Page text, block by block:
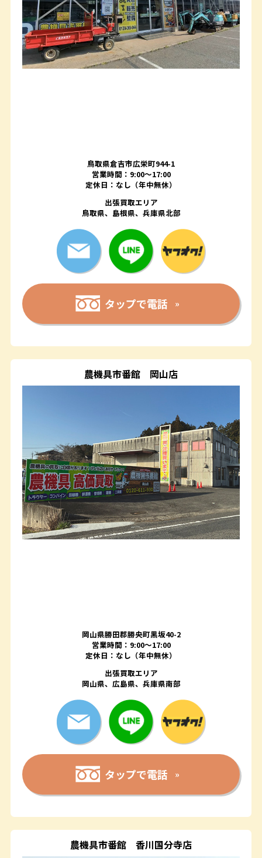
鳥取県倉吉市広栄町944-1
営業時間：9:00～17:00
定休日：なし（年中無休）
出張買取エリア
鳥取県、島根県、兵庫県北部
タップで電話
農機具市番館 岡山店
岡山県勝田郡勝央町黒坂40-2
営業時間：9:00～17:00
定休日：なし（年中無休）
出張買取エリア
岡山県、広島県、兵庫県南部
タップで電話
農機具市番館 香川国分寺店